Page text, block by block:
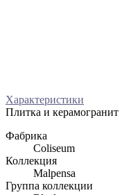
Характеристики
Плитка и керамогранит
Фабрика
Coliseum
Коллекция
Malpensa
Группа коллекции